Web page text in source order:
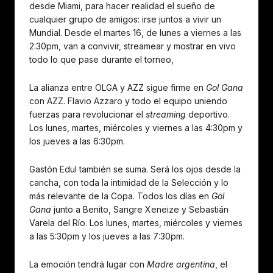
desde Miami, para hacer realidad el sueño de
cualquier grupo de amigos: irse juntos a vivir un
Mundial. Desde el martes 16, de lunes a viernes a las
2:30pm, van a convivir, streamear y mostrar en vivo
todo lo que pase durante el torneo,
La alianza entre OLGA y AZZ sigue firme en Gol Gana
con AZZ. Flavio Azzaro y todo el equipo uniendo
fuerzas para revolucionar el streaming deportivo.
Los lunes, martes, miércoles y viernes a las 4:30pm y
los jueves a las 6:30pm.
Gastón Edul también se suma. Será los ojos desde la
cancha, con toda la intimidad de la Selección y lo
más relevante de la Copa. Todos los días en Gol
Gana junto a Benito, Sangre Xeneize y Sebastián
Varela del Río. Los lunes, martes, miércoles y viernes
a las 5:30pm y los jueves a las 7:30pm.
La emoción tendrá lugar con Madre argentina, el